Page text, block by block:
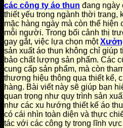
các công ty áo thun đang ngày
thiết yếu trong ngành thời trang,
mặc hàng ngày mà còn thể hiện
mỗi người. Trong bối cảnh thị
gay gắt, việc lựa chọn một
sản xuất áo thun không chỉ giúp
bảo chất lượng sản phẩm. Các
cung cấp sản phẩm, mà còn
thương hiệu thông qua thiết kế,
hàng. Bài viết này sẽ giúp bạn
quan trọng như quy trình sản
như các xu hướng thiết kế áo
có cái nhìn toàn diện và thực
tác với các công ty trong lĩnh vực